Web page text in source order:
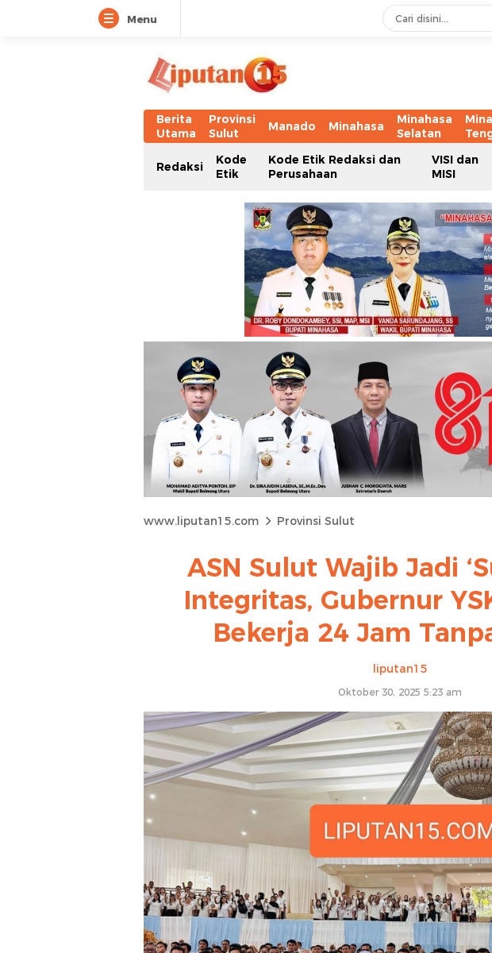
Menu
Berita
Utama
Provinsi
Sulut
Manado Minahasa
Minahasa
Selatan
Redaksi
Kode
Etik
Kode Etik Redaksi dan
Perusahaan
VISI dan
MISI
www.liputan15.com Provinsi Sulut
ASN Sulut Wajib Jadi
Integritas, Gubernur
Bekerja 24 Jam
liputan15
Oktober 30, 2025 5:23 am